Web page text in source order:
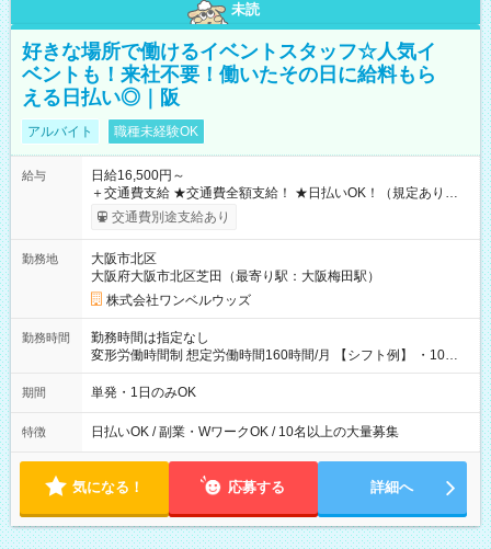
未読
好きな場所で働けるイベントスタッフ☆人気イ
ベントも！来社不要！働いたその日に給料もら
える日払い◎｜阪
アルバイト 職種未経験OK
給与
日給16,500円～
＋交通費支給 ★交通費全額支給！ ★日払いOK！（規定あり） ┗
働いたその日に現金GET♪ お仕事後はコンビニATMから 日払
交通費別途支給あり
勤務地
大阪市北区
大阪府大阪市北区芝田（最寄り駅：大阪梅田駅）
株式会社ワンベルウッズ
勤務時間
勤務時間は指定なし
変形労働時間制 想定労働時間160時間/月 【シフト例】 ・10：
00～20：00
期間 単発・1日のみOK
特徴 日払いOK / 副業・WワークOK / 10名以上の大量募集
気になる！ 応募する 詳細へ